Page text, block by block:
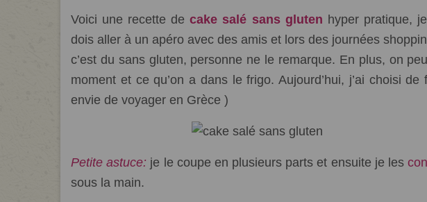
Voici une recette decake salé sans gluten hyper pratique,
dois aller à un apéro avec des amis et lors des journées
c’est du sans gluten, personne ne le remarque. En plus, on
moment et ce qu’on a dans le frigo. Aujourd’hui, j’ai choisi de
envie de voyager en Grèce )
Petite astuce: je le coupe en plusieurs parts et ensuite je les
sous la main.